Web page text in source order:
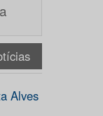
Alves